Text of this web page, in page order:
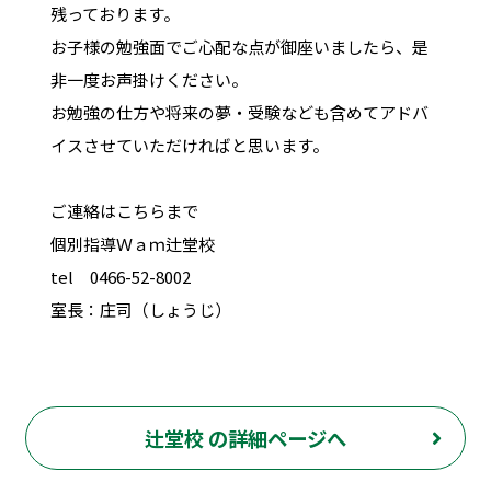
残っております。
お子様の勉強面でご心配な点が御座いましたら、是
非一度お声掛けください。
お勉強の仕方や将来の夢・受験なども含めてアドバ
イスさせていただければと思います。
ご連絡はこちらまで
個別指導Ｗａｍ辻堂校
tel 0466-52-8002
室長：庄司（しょうじ）
辻堂校 の詳細ページへ